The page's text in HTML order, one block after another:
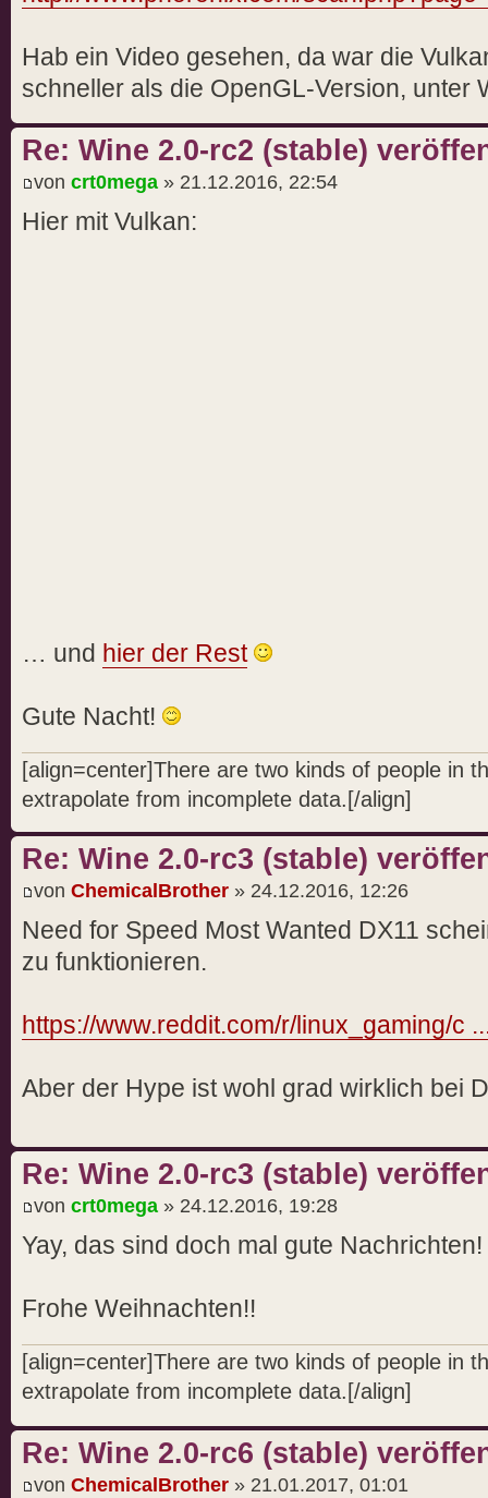
Hab ein Video gesehen, da war die
schneller als die OpenGL-Version, unter
Re: Wine 2.0-rc2 (stable)
von crt0mega » 21.12.2016, 22:54
Hier mit Vulkan:
… und hier der Rest
Gute Nacht!
[align=center]There are two kinds of people in
extrapolate from incomplete data.[/align]
Re: Wine 2.0-rc3 (stable)
von ChemicalBrother » 24.12.2016, 12:26
Need for Speed Most Wanted DX11
zu funktionieren.
https://www.reddit.com/r/linux_gaming/c
Aber der Hype ist wohl grad wirklich bei
Re: Wine 2.0-rc3 (stable)
von crt0mega » 24.12.2016, 19:28
Yay, das sind doch mal gute Nachrichten!
Frohe Weihnachten!!
[align=center]There are two kinds of people in
extrapolate from incomplete data.[/align]
Re: Wine 2.0-rc6 (stable)
von ChemicalBrother » 21.01.2017, 01:01